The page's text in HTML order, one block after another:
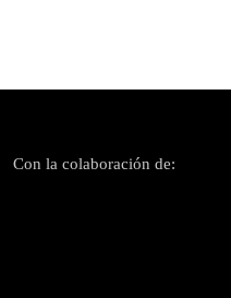
Con la colaboración de: